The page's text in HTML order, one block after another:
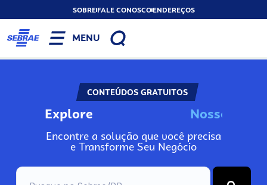
SOBREFALE CONOSCOENDEREÇOS
MENU
CONTEÚDOS GRATUITOS
Explore Nosso
Encontre a solução que você precisa
e Transforme Seu Negócio